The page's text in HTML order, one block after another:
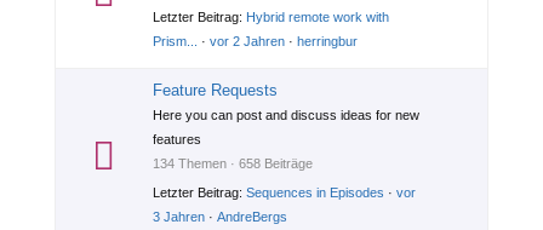
Letzter Beitrag: Hybrid remote work with
Prism...
· vor 2 Jahren· herringbur
Feature Requests
Here you can post and discuss ideas for new
features
134 Themen · 658 Beiträge
Letzter Beitrag: Sequences in Episodes · vor
3 Jahren· AndreBergs